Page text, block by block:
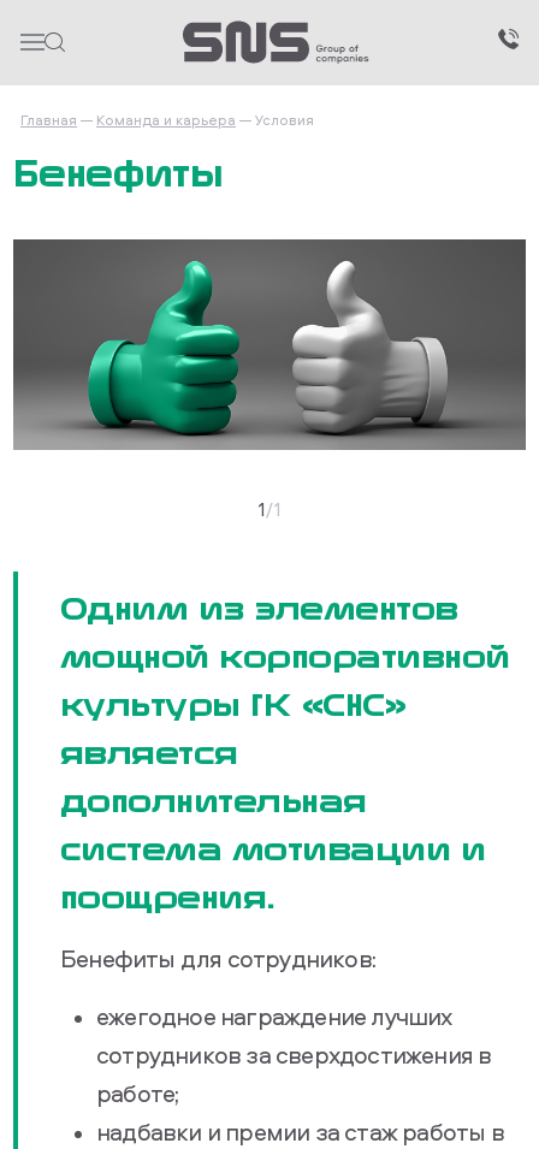
Главная Команда и карьера Условия
Бенефиты
1/1
Одним из элементов
мощной корпоративной
культуры ГК «СНС»
является
дополнительная
система мотивации и
поощрения.
Бенефиты для сотрудников:
ежегодное награждение лучших
сотрудников за сверхдостижения в
работе;
надбавки и премии за стаж работы в